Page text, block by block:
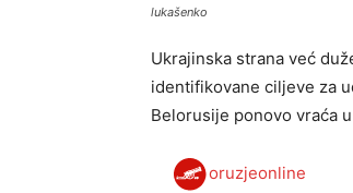
lukašenko
Ukrajinska strana već
identifikovane ciljeve za
Belorusije ponovo vraća
oruzjeonline